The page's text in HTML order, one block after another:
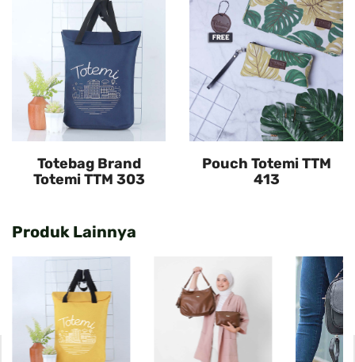
Totebag Brand
Totemi TTM 303
Pouch Totemi TTM
413
Produk Lainnya